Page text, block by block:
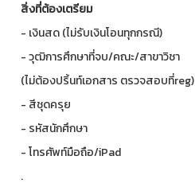
สิ่งที่ต้องเตรียม
- เงินสด (ไม่รับเงินโอนทุกกรณี)
- วุฒิการศึกษาที่จบ/คณะ/สาขาวิชา
(ไม่ต้องปริ้นท์เอกสาร ตรวจสอบที่reg)
- สีชุดครุย
- รหัสนักศึกษา
- โทรศัพท์มือถือ/iPad
.